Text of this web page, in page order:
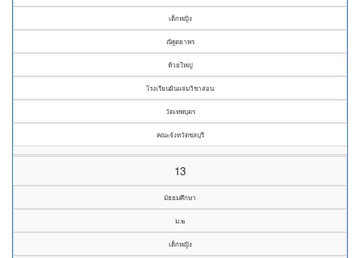
เด็กหญิง
ณิฐตยาพร
ห้วยใหญ่
โรงเรียนผินแจ่มวิชาสอน
วัดเทพบุตร
คณะจังหวัดชลบุรี
13
มัธยมศึกษา
ม.๒
เด็กหญิง